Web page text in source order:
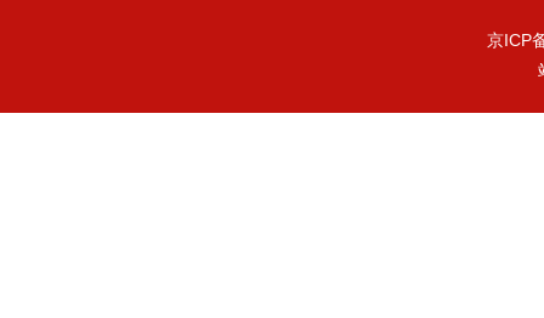
京ICP